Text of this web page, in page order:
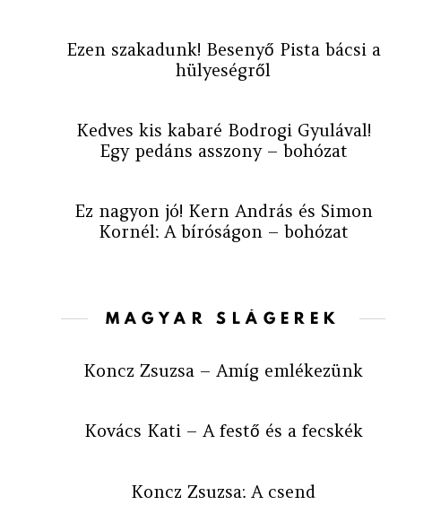
Ezen szakadunk! Besenyő Pista bácsi a
hülyeségről
Kedves kis kabaré Bodrogi Gyulával!
Egy pedáns asszony – bohózat
Ez nagyon jó! Kern András és Simon
Kornél: A bíróságon – bohózat
MAGYAR SLÁGEREK
Koncz Zsuzsa – Amíg emlékezünk
Kovács Kati – A festő és a fecskék
Koncz Zsuzsa: A csend